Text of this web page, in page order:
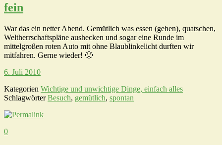
fein
War das ein netter Abend. Gemütlich was essen (gehen), quatschen,
Weltherrschaftspläne aushecken und sogar eine Runde im
mittelgroßen roten Auto mit ohne Blaublinkelicht durften wir
mitfahren. Gerne wieder! 🙂
6. Juli 2010
Kategorien Wichtige und unwichtige Dinge, einfach alles
SchlagwörterBesuch, gemütlich, spontan
0